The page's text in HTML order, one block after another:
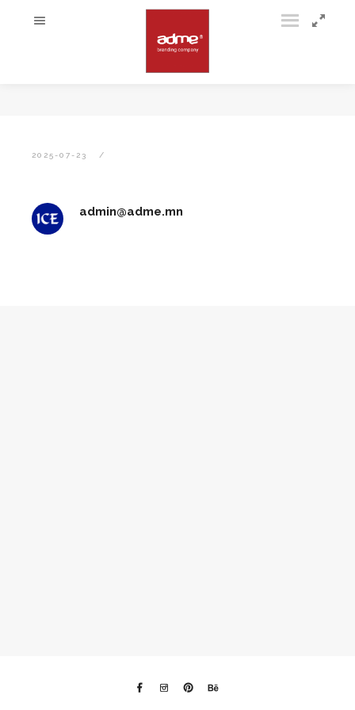
2025-07-23
admin@adme.mn